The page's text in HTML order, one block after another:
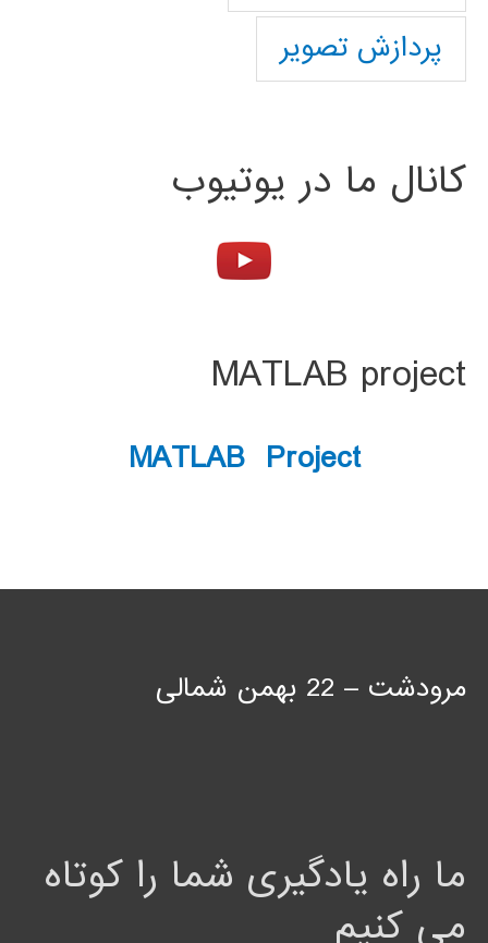
پردازش تصویر
کانال ما در یوتیوب
MATLAB project
MATLAB Project
مرودشت – 22 بهمن شمالی
ما راه یادگیری شما را کوتاه
می کنیم